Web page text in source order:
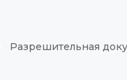
Разрешительная